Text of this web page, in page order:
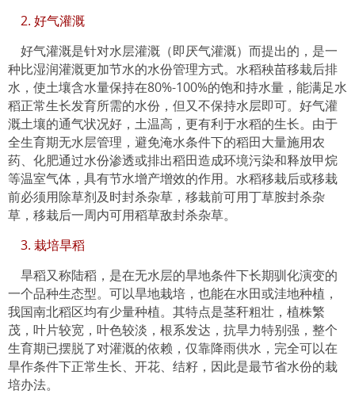
2. 好气灌溉
好气灌溉是针对水层灌溉（即厌气灌溉）而提出的，是一
种比湿润灌溉更加节水的水份管理方式。水稻秧苗移栽后排
水，使土壤含水量保持在80%-100%的饱和持水量，能满足水
稻正常生长发育所需的水份，但又不保持水层即可。好气灌
溉土壤的通气状况好，土温高，更有利于水稻的生长。由于
全生育期无水层管理，避免淹水条件下的稻田大量施用农
药、化肥通过水份渗透或排出稻田造成环境污染和释放甲烷
等温室气体，具有节水增产增效的作用。水稻移栽后或移栽
前必须用除草剂及时封杀杂草，移栽前可用丁草胺封杀杂
草，移栽后一周内可用稻草敌封杀杂草。
3. 栽培旱稻
旱稻又称陆稻，是在无水层的旱地条件下长期驯化演变的
一个品种生态型。可以旱地栽培，也能在水田或洼地种植，
我国南北稻区均有少量种植。其特点是茎秆粗壮，植株繁
茂，叶片较宽，叶色较淡，根系发达，抗旱力特别强，整个
生育期已摆脱了对灌溉的依赖，仅靠降雨供水，完全可以在
旱作条件下正常生长、开花、结籽，因此是最节省水份的栽
培办法。